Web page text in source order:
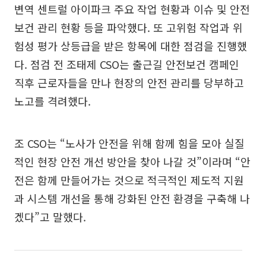
변역 센트럴 아이파크 주요 작업 현황과 이슈 및 안전
보건 관리 현황 등을 파악했다. 또 고위험 작업과 위
험성 평가 상등급을 받은 항목에 대한 점검을 진행했
다. 점검 전 조태제 CSO는 출근길 안전보건 캠페인
직후 근로자들을 만나 현장의 안전 관리를 당부하고
노고를 격려했다.
조 CSO는 “노사가 안전을 위해 함께 힘을 모아 실질
적인 현장 안전 개선 방안을 찾아 나갈 것”이라며 “안
전은 함께 만들어가는 것으로 적극적인 제도적 지원
과 시스템 개선을 통해 강화된 안전 환경을 구축해 나
겠다”고 말했다.